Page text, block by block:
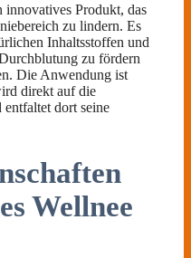
innovatives Produkt, das
zu lindern. Es
Inhaltsstoffen und
zu fördern
Die Anwendung ist
direkt auf die
dort seine
Wellnee